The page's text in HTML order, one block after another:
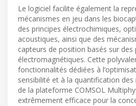
Le logiciel facilite également la
mécanismes en jeu dans les
des principes électrochimiques,
acoustiques, ainsi que des
capteurs de position basés sur des
électromagnétiques. Cette
fonctionnalités dédiées à
sensibilité et à la quantification
de la plateforme COMSOL
extrêmement efficace pour la